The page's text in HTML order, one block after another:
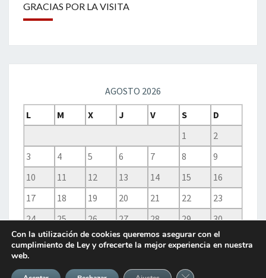
GRACIAS POR LA VISITA
AGOSTO 2026
L
M X J V S
D
1
2
3
4 5 6 7 8
9
10
11 12 13 14 15
16
17
18 19 20 21 22
23
24
25 26 27 28 29
30
31
« Nov
Con la utilización de cookies queremos asegurar con el
cumplimiento de Ley y ofrecerte la mejor experiencia en nuestra
web.
Cerrar el banner de